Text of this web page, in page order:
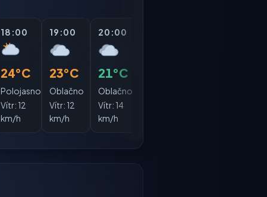
18:00
24°C
Polojasno
Vítr: 12
km/h
19:00
23°C
Oblačno
Vítr: 12
km/h
20:00
21°C
Oblačno
Vítr: 14
km/h